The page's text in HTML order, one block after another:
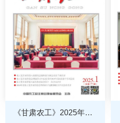
《甘肃农工》2025年第1